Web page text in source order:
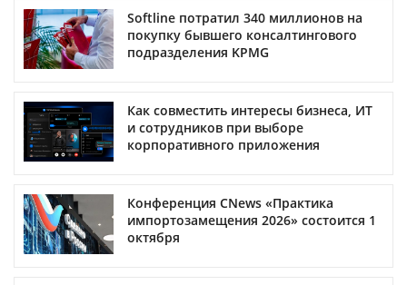
Softline потратил 340 миллионов на
покупку бывшего консалтингового
подразделения KPMG
Как совместить интересы бизнеса, ИТ
и сотрудников при выборе
корпоративного приложения
Конференция CNews «Практика
импортозамещения 2026» состоится 1
октября